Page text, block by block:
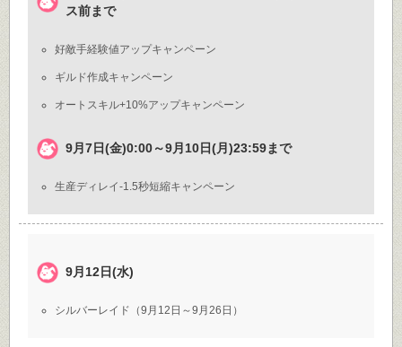
ス前まで
好敵手経験値アップキャンペーン
ギルド作成キャンペーン
オートスキル+10%アップキャンペーン
9月7日(金)0:00～9月10日(月)23:59まで
生産ディレイ-1.5秒短縮キャンペーン
9月12日(水)
シルバーレイド（9月12日～9月26日）